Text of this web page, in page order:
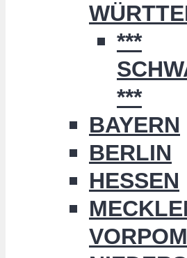
***
***
BAYERN
BERLIN
HESSEN